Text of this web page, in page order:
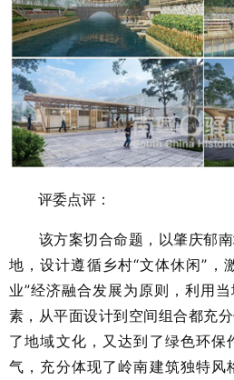
评委点评：
该方案切合命题，以肇庆郁南
地，设计遵循乡村“文体休闲”，
业”经济融合发展为原则，利用
素，从平面设计到空间组合都充
了地域文化，又达到了绿色环保
气，充分体现了岭南建筑独特风